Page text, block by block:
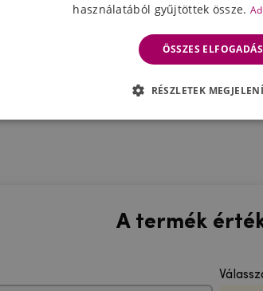
IMK edzett üvegből
kamera lencse a
en
1781 Ft
A termék
használatából gyűjtöttek össze.
ÖSSZES
RÉSZLETEK